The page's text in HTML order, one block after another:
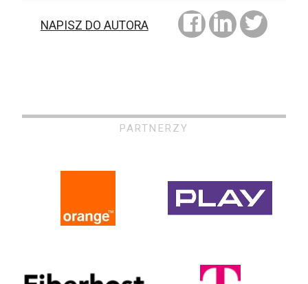
NAPISZ DO AUTORA
PARTNERZY